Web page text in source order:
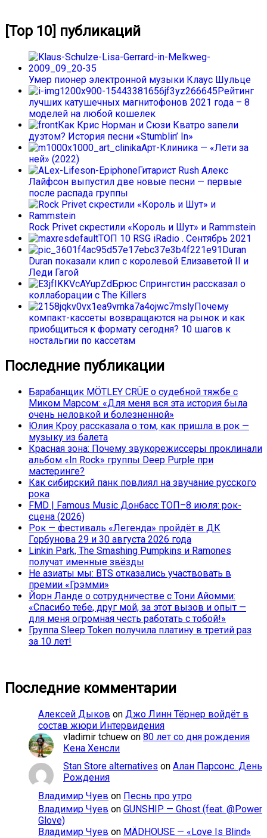
[Top 10] публикаций
Умер пионер электронной музыки Клаус Шульце
Рейтинг
лучших катушечных магнитофонов 2021 года – 8
моделей на любой кошелек
Как Крис Норман и Сюзи Кватро запели
дуэтом? История песни «Stumblin’ In»
Арт-Клиника — «Лети за
ней» (2022)
Гитарист Rush Алекс
Лайфсон выпустил две новые песни — первые
после распада группы
Rock Privet скрестили «Король и Шут» и Rammstein
ТОП 10 RSG iRadio . Сентябрь 2021
Duran
Duran показали клип с королевой Елизаветой II и
Леди Гагой
Брюс Спрингстин рассказал о
коллаборации с The Killers
Почему
компакт-кассеты возвращаются на рынок и как
приобщиться к формату сегодня? 10 шагов к
ностальгии по кассетам
Последние публикации
Барабанщик MÖTLEY CRÜE о судебной тяжбе с
Миком Марсом: «Для меня вся эта история была
очень неловкой и болезненной»
Юлия Кроу рассказала о том, как пришла в рок —
музыку из балета
Красная зона: Почему звукорежиссеры проклинали
альбом «In Rock» группы Deep Purple при
мастеринге?
Как сибирский панк повлиял на звучание русского
рока
FMD | Famous Music Донбасс ТОП–8 июля: рок-
сцена (2026)
Рок — фестиваль «Легенда» пройдёт в ДК
Горбунова 29 и 30 августа 2026 года
Linkin Park, The Smashing Pumpkins и Ramones
получат именные звёзды
Не азиаты мы: BTS отказались участвовать в
премии «Грэмми»
Йорн Ланде о сотрудничестве с Тони Айомми:
«Спасибо тебе, друг мой, за этот вызов и опыт —
для меня огромная честь работать с тобой!»
Группа Sleep Token получила платину в третий раз
за 10 лет!
Последние комментарии
Алексей Дыков on Джо Линн Тёрнер войдёт в
состав жюри Интервидения
vladimir tchuew on 80 лет со дня рождения
Кена Хенсли
Stan Store alternatives on Алан Парсонс. День
Рождения
Владимир Чуев on Песнь про утро
Владимир Чуев on GUNSHIP — Ghost (feat. @Power
Glove)
Владимир Чуев on MÄDHOUSE — «Love Is Blind»